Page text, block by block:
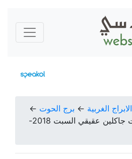
الابراج الغربية ← برج الحوت ←
حظك اليوم برج الحوت جاكلين عقيقي السبت 2018-